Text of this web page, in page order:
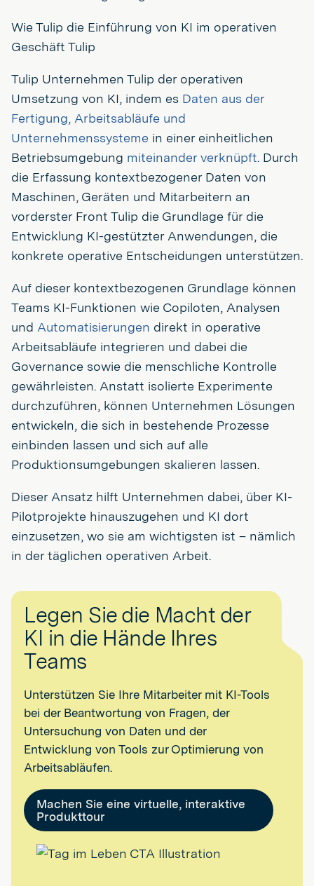
Wie Tulip die Einführung von KI im operativen
Geschäft Tulip
Tulip Unternehmen Tulip der operativen
Umsetzung von KI, indem es Daten aus der
Fertigung, Arbeitsabläufe und
Unternehmenssysteme in einer einheitlichen
Betriebsumgebung miteinander verknüpft. Durch
die Erfassung kontextbezogener Daten von
Maschinen, Geräten und Mitarbeitern an
vorderster Front Tulip die Grundlage für die
Entwicklung KI-gestützter Anwendungen, die
konkrete operative Entscheidungen unterstützen.
Auf dieser kontextbezogenen Grundlage können
Teams KI-Funktionen wie Copiloten, Analysen
und Automatisierungen direkt in operative
Arbeitsabläufe integrieren und dabei die
Governance sowie die menschliche Kontrolle
gewährleisten. Anstatt isolierte Experimente
durchzuführen, können Unternehmen Lösungen
entwickeln, die sich in bestehende Prozesse
einbinden lassen und sich auf alle
Produktionsumgebungen skalieren lassen.
Dieser Ansatz hilft Unternehmen dabei, über KI-
Pilotprojekte hinauszugehen und KI dort
einzusetzen, wo sie am wichtigsten ist – nämlich
in der täglichen operativen Arbeit.
Legen Sie die Macht der
KI in die Hände Ihres
Teams
Unterstützen Sie Ihre Mitarbeiter mit KI-Tools
bei der Beantwortung von Fragen, der
Untersuchung von Daten und der
Entwicklung von Tools zur Optimierung von
Arbeitsabläufen.
Machen Sie eine virtuelle, interaktive
Produkttour